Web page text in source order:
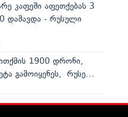
კაფეში აფეთქებას 3
დაშავდა - რუსული
1900 დრონი,
გამოიყენეს, რუსე...